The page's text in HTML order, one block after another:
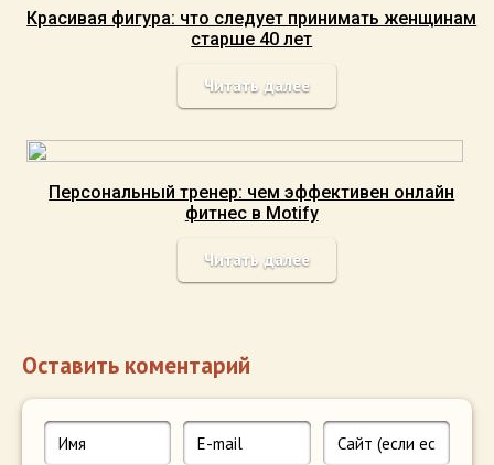
Красивая фигура: что следует принимать женщинам
старше 40 лет
Читать далее
Персональный тренер: чем эффективен онлайн
фитнес в Motify
Читать далее
Оставить коментарий